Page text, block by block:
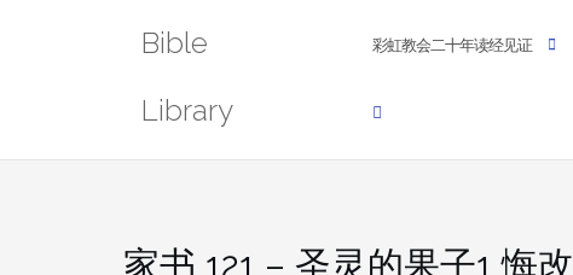
Bible
Library
彩虹教会二十年读经见证
家书 121 – 圣灵的果子1 悔改